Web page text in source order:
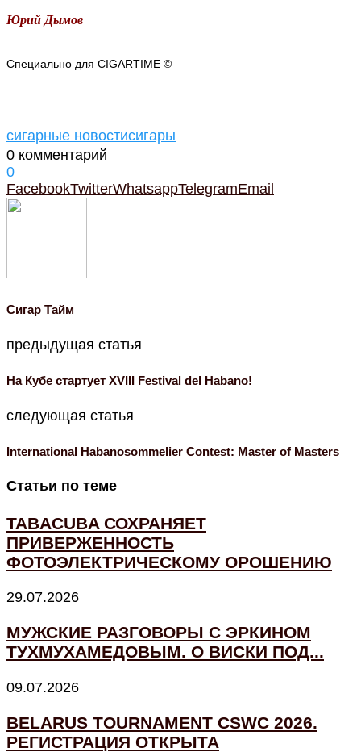
Юрий Дымов
Специально для CIGARTIME ©
сигарные новостисигары
0 комментарий
0
FacebookTwitterWhatsappTelegramEmail
Cигар Тайм
предыдущая статья
На Кубе стартует XVIII Festival del Habano!
следующая статья
International Habanosommelier Contest: Master of Masters
Статьи по теме
TABACUBA СОХРАНЯЕТ
ПРИВЕРЖЕННОСТЬ
ФОТОЭЛЕКТРИЧЕСКОМУ ОРОШЕНИЮ
29.07.2026
МУЖСКИЕ РАЗГОВОРЫ С ЭРКИНОМ
ТУХМУХАМЕДОВЫМ. О ВИСКИ ПОД...
09.07.2026
BELARUS TOURNAMENT CSWC 2026.
РЕГИСТРАЦИЯ ОТКРЫТА